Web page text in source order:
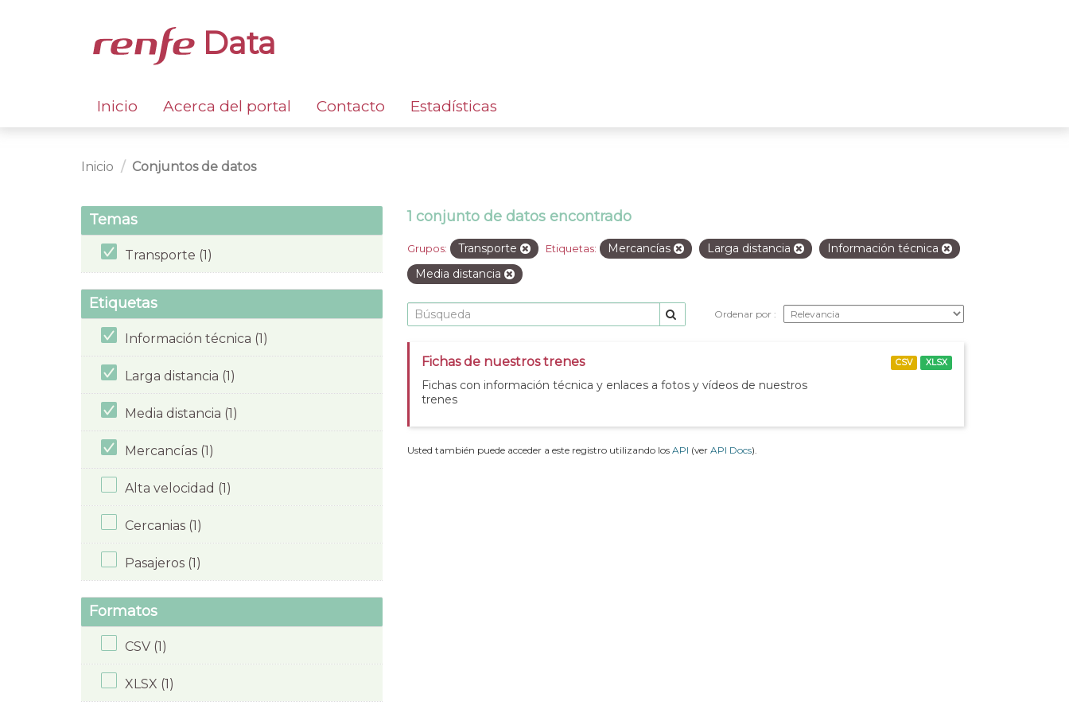
Data
Inicio Acerca del portal Contacto Estadísticas
Inicio Conjuntos de datos
Temas
Transporte (1)
Etiquetas
Información técnica (1)
Larga distancia (1)
Media distancia (1)
Mercancías (1)
Alta velocidad (1)
Cercanias (1)
Pasajeros (1)
Formatos
CSV (1)
XLSX (1)
1 conjunto de datos encontrado
Grupos: Transporte Etiquetas: Mercancías Larga distancia
Información técnica
Media distancia
Ordenar por
Fichas de nuestros trenes
Fichas con información técnica y enlaces a fotos y vídeos de nuestros
trenes
CSV XLSX
Usted también puede acceder a este registro utilizando los API (ver API Docs).